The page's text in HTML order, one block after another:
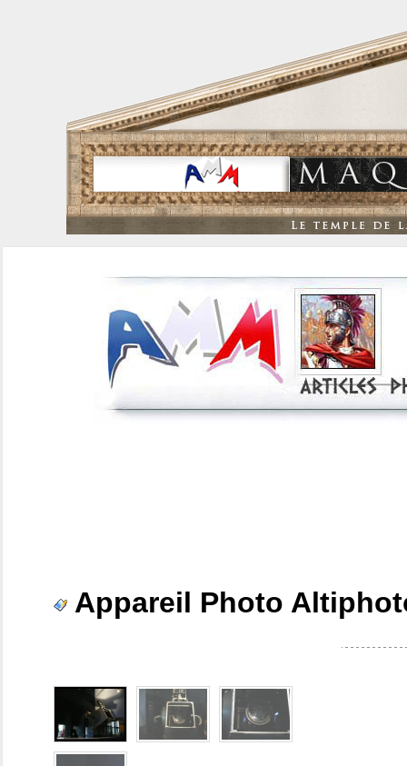
Appareil Photo